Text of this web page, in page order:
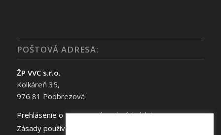
POŠTOVÁ ADRESA:
ŽP VVC s.r.o.
Kolkáreň 35,
976 81 Podbrezová
Prehlásenie o spracovaní osobných údajov
Zásady používania súborov cookie